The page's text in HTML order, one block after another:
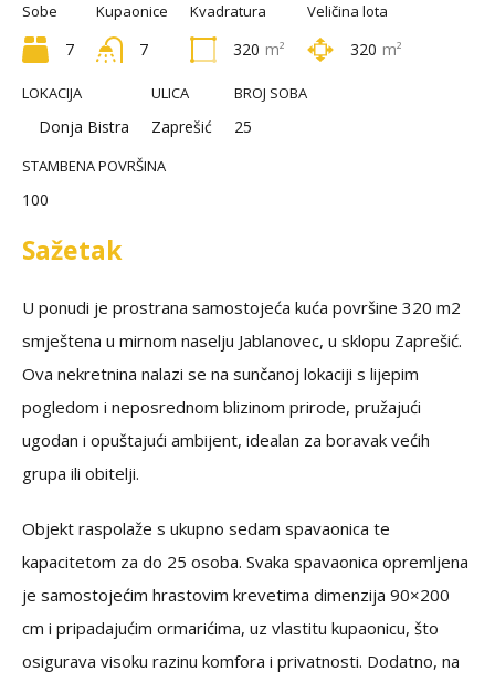
Sobe
7
Kupaonice
7
Kvadratura
320 m²
Veličina lota
320 m²
LOKACIJA
Donja Bistra
ULICA
Zaprešić
BROJ SOBA
25
STAMBENA POVRŠINA
100
Sažetak
U ponudi je prostrana samostojeća kuća površine 320 m2
smještena u mirnom naselju Jablanovec, u sklopu Zaprešić.
Ova nekretnina nalazi se na sunčanoj lokaciji s lijepim
pogledom i neposrednom blizinom prirode, pružajući
ugodan i opuštajući ambijent, idealan za boravak većih
grupa ili obitelji.
Objekt raspolaže s ukupno sedam spavaonica te
kapacitetom za do 25 osoba. Svaka spavaonica opremljena
je samostojećim hrastovim krevetima dimenzija 90×200
cm i pripadajućim ormarićima, uz vlastitu kupaonicu, što
osigurava visoku razinu komfora i privatnosti. Dodatno, na